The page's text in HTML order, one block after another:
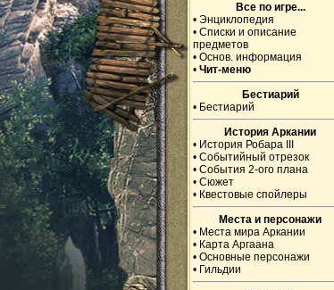
Все по игре...
• Энциклопедия
• Списки и описание
предметов
• Основ. информация
• Чит-меню
Бестиарий
• Бестиарий
История Аркании
• История Робара III
• Событийный отрезок
• События 2-ого плана
• Сюжет
• Квестовые спойлеры
Места и персонажи
• Места мира Аркании
• Карта Аргаана
• Основные персонажи
• Гильдии